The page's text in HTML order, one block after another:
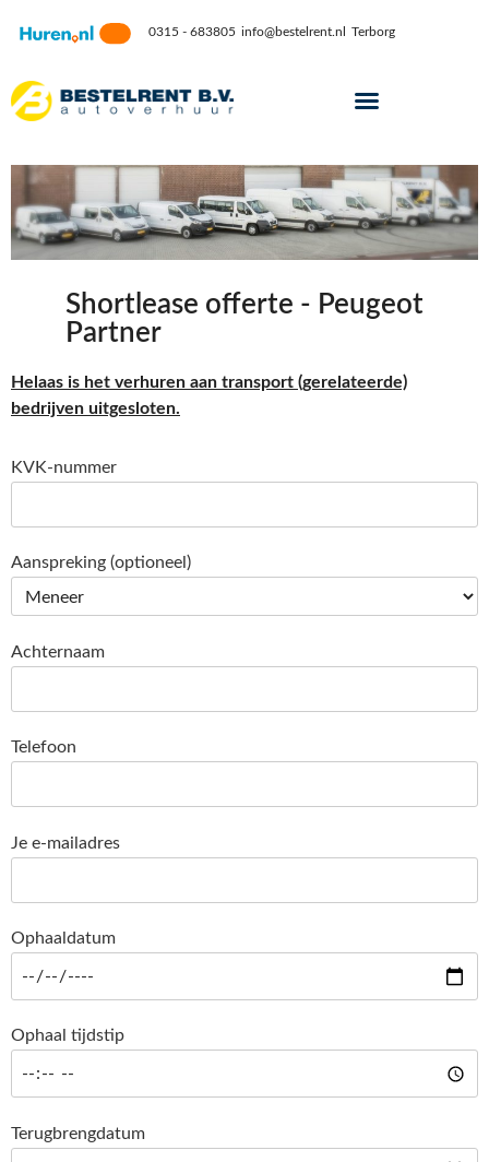
0315 - 683805 info@bestelrent.nl Terborg
Shortlease offerte - Peugeot
Partner
Helaas is het verhuren aan transport (gerelateerde)
bedrijven uitgesloten.
KVK-nummer
Aanspreking (optioneel)
Achternaam
Telefoon
Je e-mailadres
Ophaaldatum
Ophaal tijdstip
Terugbrengdatum